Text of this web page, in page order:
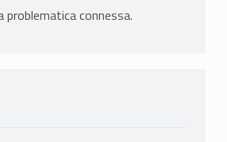
problematica connessa.